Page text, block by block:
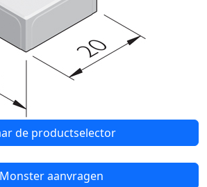
de productselector
Monster aanvragen